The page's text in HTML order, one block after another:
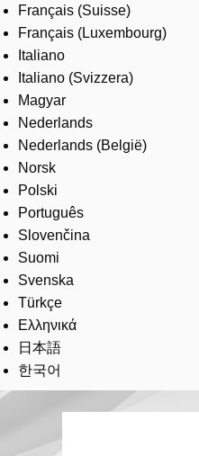
Français (Suisse)
Français (Luxembourg)
Italiano
Italiano (Svizzera)
Magyar
Nederlands
Nederlands (België)
Norsk
Polski
Português
Slovenčina
Suomi
Svenska
Türkçe
Ελληνικά
日本語
한국어